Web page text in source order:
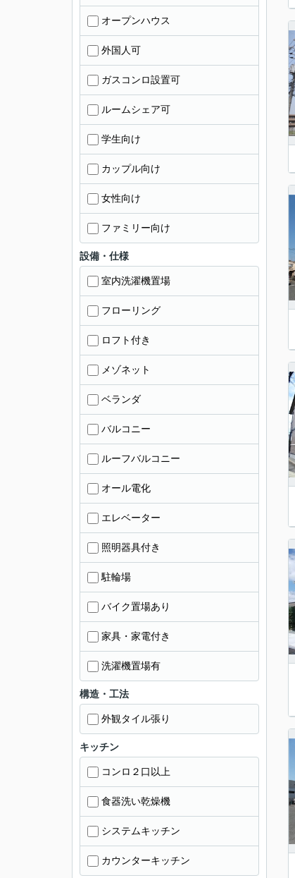
オープンハウス
外国人可
ガスコンロ設置可
ルームシェア可
学生向け
カップル向け
女性向け
ファミリー向け
設備・仕様
室内洗濯機置場
フローリング
ロフト付き
メゾネット
ベランダ
バルコニー
ルーフバルコニー
オール電化
エレベーター
照明器具付き
駐輪場
バイク置場あり
家具・家電付き
洗濯機置場有
構造・工法
外観タイル張り
キッチン
コンロ２口以上
食器洗い乾燥機
システムキッチン
カウンターキッチン